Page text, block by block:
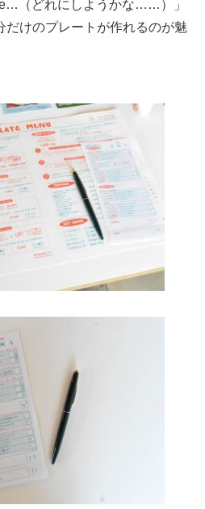
（どれにしようかな……）」
だけのプレートが作れるのが魅